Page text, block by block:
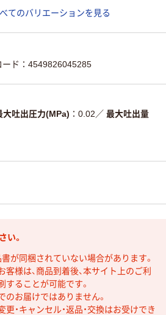
てのバリエーションを見る
ード：4549826045285
大吐出圧力(MPa) 0.02 ／ 最大吐出量
い。
が同梱されていない場合があります。
様は、商品到着後、本サイト上のご利
ることが可能です。
お届けではありません。
・キャンセル・返品・交換はお受けでき